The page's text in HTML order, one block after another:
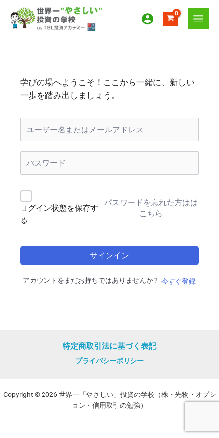
ス
学びの場へようこそ！ここから一緒に、新しい
一歩を踏み出しましょう。
ログイン状態を保存す
る
パスワードを忘れた方はは
こちら
サインイン
アカウントをまだお持ちではありませんか ? 今すぐ登録
特定商取引法に基づく表記
プライバシーポリシー
Copyright © 2026 世界一「やさしい」投資の学校（株・先物・オプシ
ョン・信用取引の勉強）